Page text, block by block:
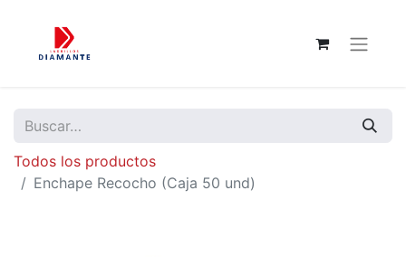
Todos los productos
Enchape Recocho (Caja 50 und)